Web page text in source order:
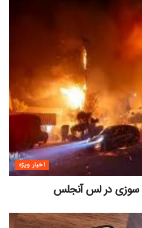
اخبار ویژه
سوزی در لس آنجلس